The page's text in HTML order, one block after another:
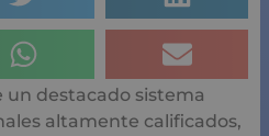
un destacado sistema
altamente calificados,